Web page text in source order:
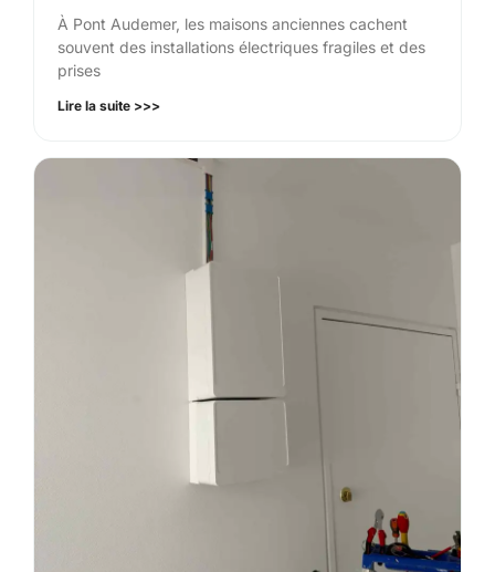
À Pont Audemer, les maisons anciennes cachent
souvent des installations électriques fragiles et des
prises
Lire la suite >>>